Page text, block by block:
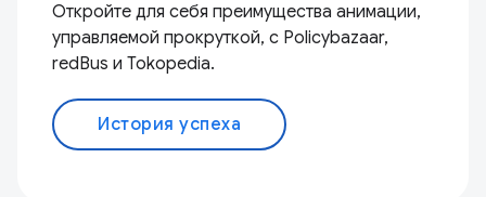
Откройте для себя преимущества анимации,
управляемой прокруткой, с Policybazaar,
redBus и Tokopedia.
История успеха